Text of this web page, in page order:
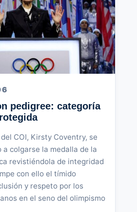
pedigree: categoría
COI, Kirsty Coventry, se
a colgarse la medalla de la
revistiéndola de integridad
con ello el tímido
y respeto por los
en el seno del olimpismo